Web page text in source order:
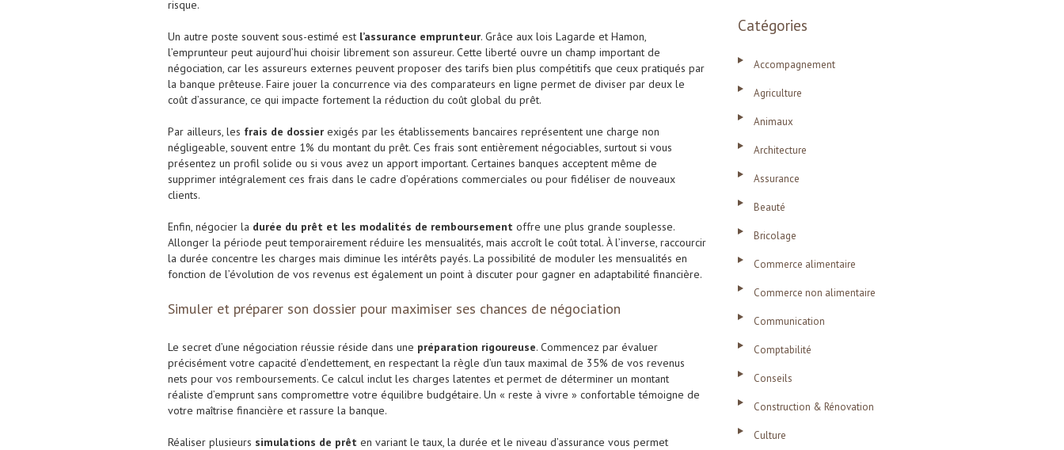
risque.
Un autre poste souvent sous-estimé est l’assurance emprunteur. Grâce aux lois Lagarde et Hamon,
l’emprunteur peut aujourd’hui choisir librement son assureur. Cette liberté ouvre un champ important de
négociation, car les assureurs externes peuvent proposer des tarifs bien plus compétitifs que ceux pratiqués par
la banque prêteuse. Faire jouer la concurrence via des comparateurs en ligne permet de diviser par deux le
coût d’assurance, ce qui impacte fortement la réduction du coût global du prêt.
Par ailleurs, les frais de dossier exigés par les établissements bancaires représentent une charge non
négligeable, souvent entre 1% du montant du prêt. Ces frais sont entièrement négociables, surtout si vous
présentez un profil solide ou si vous avez un apport important. Certaines banques acceptent même de
supprimer intégralement ces frais dans le cadre d’opérations commerciales ou pour fidéliser de nouveaux
clients.
Enfin, négocier la durée du prêt et les modalités de remboursement offre une plus grande souplesse.
Allonger la période peut temporairement réduire les mensualités, mais accroît le coût total. À l’inverse, raccourcir
la durée concentre les charges mais diminue les intérêts payés. La possibilité de moduler les mensualités en
fonction de l’évolution de vos revenus est également un point à discuter pour gagner en adaptabilité financière.
Simuler et préparer son dossier pour maximiser ses chances de négociation
Le secret d’une négociation réussie réside dans une préparation rigoureuse. Commencez par évaluer
précisément votre capacité d’endettement, en respectant la règle d’un taux maximal de 35% de vos revenus
nets pour vos remboursements. Ce calcul inclut les charges latentes et permet de déterminer un montant
réaliste d’emprunt sans compromettre votre équilibre budgétaire. Un « reste à vivre » confortable témoigne de
votre maîtrise financière et rassure la banque.
Réaliser plusieurs simulations de prêt en variant le taux, la durée et le niveau d’assurance vous permet
Catégories
Accompagnement
Agriculture
Animaux
Architecture
Assurance
Beauté
Bricolage
Commerce alimentaire
Commerce non alimentaire
Communication
Comptabilité
Conseils
Construction & Rénovation
Culture